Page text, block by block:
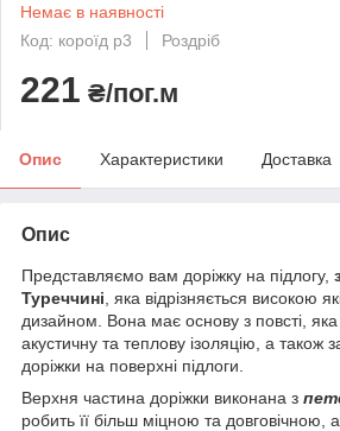
Немає в наявності
Код: короїд p3
Роздріб
221 ₴/пог.м
Опис Характеристики Доставка
Опис
Представляємо вам доріжку на підлогу,
Туреччині , яка відрізняється високою
дизайном. Вона має основу з повсті,
акустичну та теплову ізоляцію, а також
доріжки на поверхні підлоги.
Верхня частина доріжки виконана з
робить її більш міцною та довговічною,